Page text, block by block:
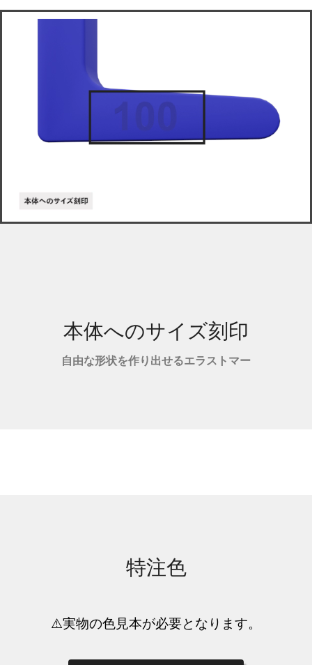
本体へのサイズ刻印
自由な形状を作り出せるエラストマー
特注色
⚠️実物の色見本が必要となります。